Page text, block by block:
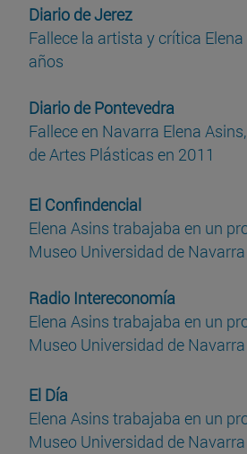
Diario de Jerez
Fallece la artista y crítica
años
Diario de Pontevedra
Fallece en Navarra Elena
de Artes Plásticas en 2011
El Confindencial
Elena Asins trabajaba en un
Museo Universidad de Navarra
Radio Intereconomía
Elena Asins trabajaba en un
Museo Universidad de Navarra
El Día
Elena Asins trabajaba en un
Museo Universidad de Navarra